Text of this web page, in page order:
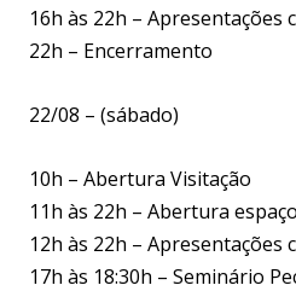
16h às 22h – Apresentações
22h – Encerramento
22/08 – (sábado)
10h – Abertura Visitação
11h às 22h – Abertura
12h às 22h – Apresentações
17h às 18:30h – Seminário